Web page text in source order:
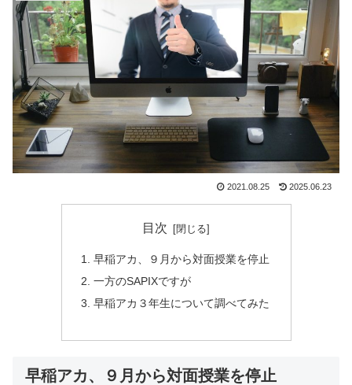
2021.08.25 2025.06.23
目次
早稲アカ、９月から対面授業を停止
一方のSAPIXですが
早稲アカ３年生について調べてみた
早稲アカ、９月から対面授業を停止